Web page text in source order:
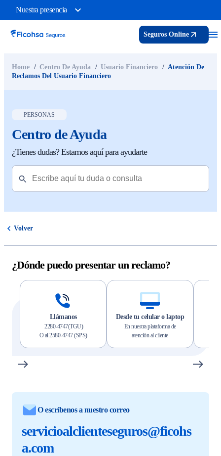
Nuestra presencia
Seguros Online
Home Centro De Ayuda Usuario Financiero
Atención De
Reclamos Del Usuario Financiero
PERSONAS
Centro de Ayuda
¿Tienes dudas? Estamos aquí para ayudarte
Volver
¿Dónde puedo presentar un reclamo?
Llámanos
2280-4747(TGU)
O al 2580-4747 (SPS)
Desde tu celular o laptop
En nuestra plataforma de
atención al cliente
O escríbenos a nuestro correo
servicioalclienteseguros@ficohs
a.com